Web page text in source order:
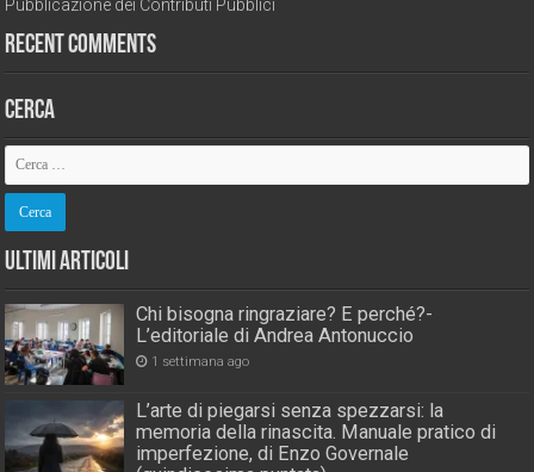
Pubblicazione dei Contributi Pubblici
Recent Comments
Cerca
Ultimi Articoli
Chi bisogna ringraziare? E perché?-
L’editoriale di Andrea Antonuccio
1 settimana ago
L’arte di piegarsi senza spezzarsi: la
memoria della rinascita. Manuale pratico di
imperfezione, di Enzo Governale